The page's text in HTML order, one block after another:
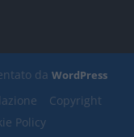
da WordPress
Copyright
Policy